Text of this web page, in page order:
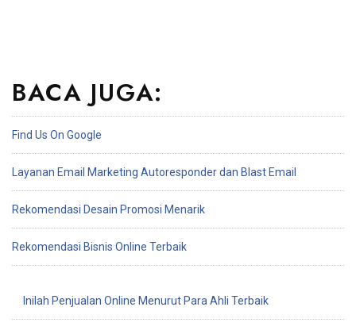
BACA JUGA:
Find Us On Google
Layanan Email Marketing Autoresponder dan Blast Email
Rekomendasi Desain Promosi Menarik
Rekomendasi Bisnis Online Terbaik
Inilah Penjualan Online Menurut Para Ahli Terbaik